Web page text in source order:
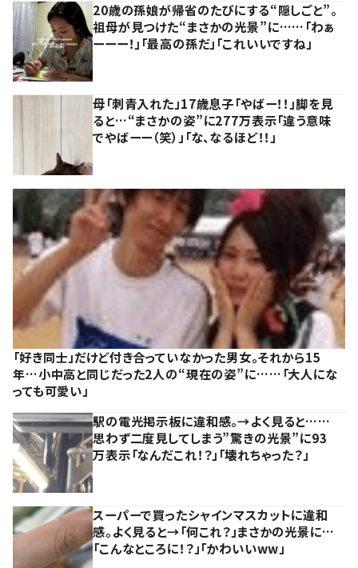
20歳の孫娘が帰省のたびにする“隠しごと”。
祖母が見つけた“まさかの光景”に……「わぁ
ーーー！」「最高の孫だ」「これいいですね」
母「刺青入れた」17歳息子「やばー！！」脚を見
ると…“まさかの姿”に277万表示「違う意味
でやばーー（笑）」「な、なるほど！！」
「好き同士」だけど付き合っていなかった男女。それから15
年…小中高と同じだった2人の“現在の姿”に……「大人にな
っても可愛い」
駅の電光掲示板に違和感。→よく見ると……
思わず二度見してしまう”驚きの光景”に93
万表示「なんだこれ！？」「壊れちゃった？」
スーパーで買ったシャインマスカットに違和
感。よく見ると→「何これ？」まさかの光景に…
「こんなところに！？」「かわいいww」